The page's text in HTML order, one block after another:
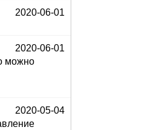
2020-06-01
2020-06-01
можно
2020-05-04